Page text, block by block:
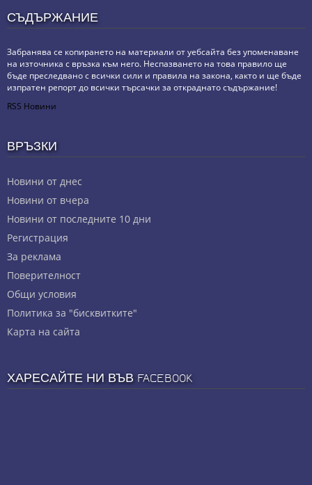
СЪДЪРЖАНИЕ
Забранява се копирането на материали от уебсайта без упоменаване
на източника с връзка към него. Неспазването на това правило ще
бъде преследвано с всички сили и правила на закона, както и ще бъде
изпратен репорт до всички търсачки за откраднато съдържание!
RSS Новини
ВРЪЗКИ
Новини от днес
Новини от вчера
Новини от последните 10 дни
Регистрация
За реклама
Πoвepитeлнocт
Общи условия
Политика за "бисквитките"
Карта на сайта
ХАРЕСАЙТЕ НИ ВЪВ FACEBOOK